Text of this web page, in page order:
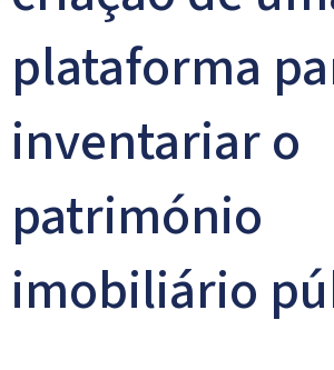
plataforma
inventariar o
património
imobiliário